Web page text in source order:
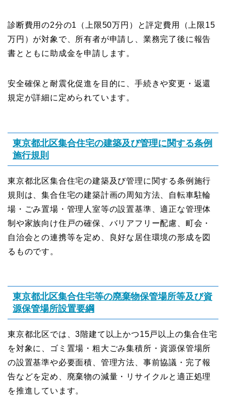
診断費用の2分の1（上限50万円）と評定費用（上限15
万円）が対象で、所有者が申請し、業務完了後に報告
書とともに助成金を申請します。
安全確保と耐震化促進を目的に、手続きや変更・返還
規定が詳細に定められています。
東京都北区集合住宅の建築及び管理に関する条例
施行規則
東京都北区集合住宅の建築及び管理に関する条例施行
規則は、集合住宅の建築計画の周知方法、自転車駐輪
場・ごみ置場・管理人室等の設置基準、適正な管理体
制や家族向け住戸の確保、バリアフリー配慮、町会・
自治会との連携等を定め、良好な居住環境の形成を図
るものです。
東京都北区集合住宅等の廃棄物保管場所等及び資
源保管場所設置要綱
東京都北区では、3階建て以上かつ15戸以上の集合住宅
を対象に、ゴミ置場・粗大ごみ集積所・資源保管場所
の設置基準や必要面積、管理方法、事前協議・完了報
告などを定め、廃棄物の減量・リサイクルと適正処理
を推進しています。